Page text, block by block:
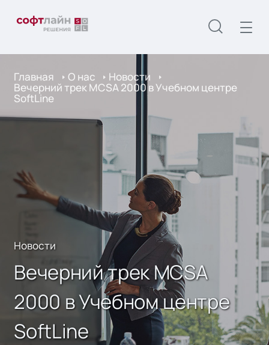
Главная О нас Новости
Вечерний трек MCSA 2000 в Учебном центре
SoftLine
Новости
Вечерний трек MCSA
2000 в Учебном центре
SoftLine